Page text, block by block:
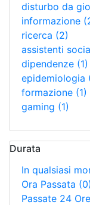
disturbo da
informazione
ricerca (2)
assistenti
dipendenze (1)
epidemiologia
formazione (1)
gaming (1)
Durata
In qualsiasi
Ora Passata (0)
Passate 24 Ore